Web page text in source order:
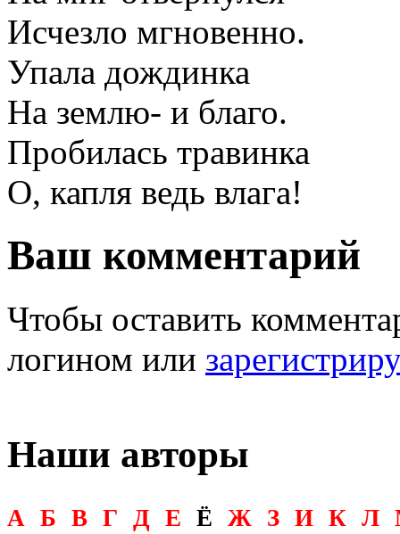
Исчезло мгновенно.
Упала дождинка
На землю- и благо.
Пробилась травинка
О, капля ведь влага!
Ваш комментарий
Чтобы оставить
логином или
Наши авторы
А Б В Г Д Е Ё Ж З И К Л